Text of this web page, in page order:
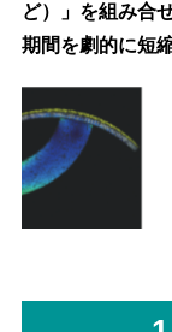
ど）」を組み合
期間を劇的に短